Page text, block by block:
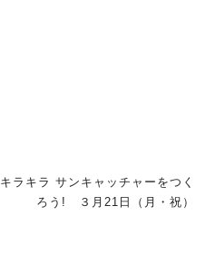
キラキラ サンキャッチャーをつく
ろう! ３月21日（月・祝）